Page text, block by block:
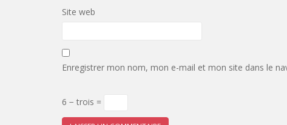
Site web
Enregistrer mon nom, mon e-mail et mon site dans le
6 − trois =